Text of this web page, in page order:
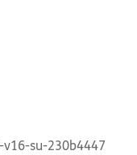
su-230b4447